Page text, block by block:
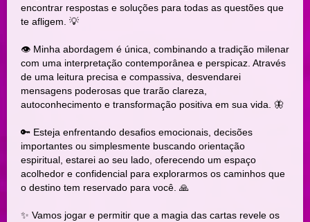
encontrar respostas e soluções para todas as questões que
te afligem. 💡
👁️ Minha abordagem é única, combinando a tradição milenar
com uma interpretação contemporânea e perspicaz. Através
de uma leitura precisa e compassiva, desvendarei
mensagens poderosas que trarão clareza,
autoconhecimento e transformação positiva em sua vida. 🦋
🔑 Esteja enfrentando desafios emocionais, decisões
importantes ou simplesmente buscando orientação
espiritual, estarei ao seu lado, oferecendo um espaço
acolhedor e confidencial para explorarmos os caminhos que
o destino tem reservado para você. 🙏
✨ Vamos jogar e permitir que a magia das cartas revele os